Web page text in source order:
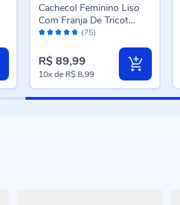
Avaliação: (75)
Cachecol Feminino Liso
Com Franja De Tricot
Boby Blues Caramelo
R$ 89,99
10xde R$ 8,99